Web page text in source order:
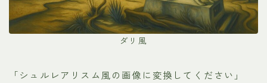
ダリ風
「シュルレアリスム風の画像に変換してください」